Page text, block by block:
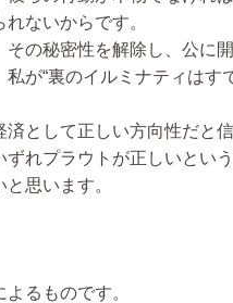
ないからです。
の秘密性を解除し、公に
が“裏のイルミナティはす
として正しい方向性だと
れプラウトが正しいとい
思います。
るものです。